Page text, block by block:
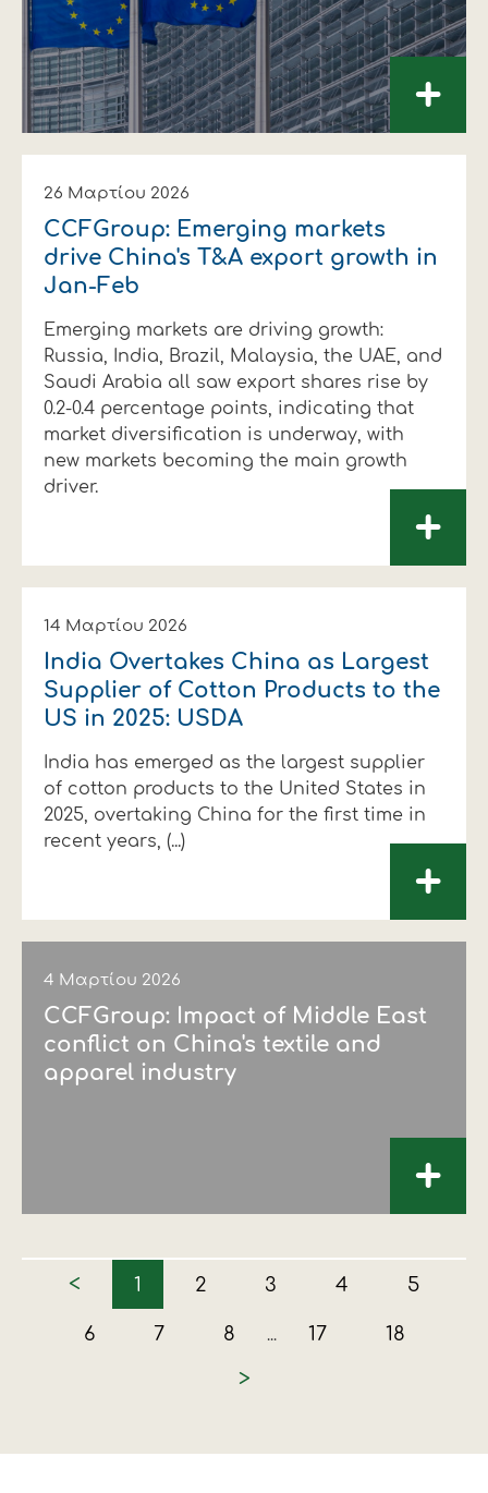
+
26 Μαρτίου 2026
CCFGroup: Emerging markets
drive China's T&A export growth in
Jan-Feb
Emerging markets are driving growth:
Russia, India, Brazil, Malaysia, the UAE, and
Saudi Arabia all saw export shares rise by
0.2-0.4 percentage points, indicating that
market diversification is underway, with
new markets becoming the main growth
driver.
+
14 Μαρτίου 2026
India Overtakes China as Largest
Supplier of Cotton Products to the
US in 2025: USDA
India has emerged as the largest supplier
of cotton products to the United States in
2025, overtaking China for the first time in
recent years, (...)
+
4 Μαρτίου 2026
CCFGroup: Impact of Middle East
conflict on China's textile and
apparel industry
+
< 1 2 3 4 5
6 7 8 ... 17 18
>